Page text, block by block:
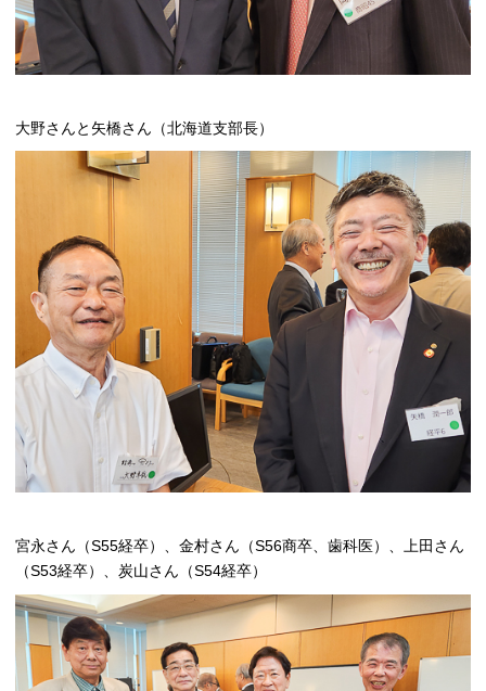
大野さんと矢橋さん（北海道支部長）
宮永さん（S55経卒）、金村さん（S56商卒、歯科医）、上田さん
（S53経卒）、炭山さん（S54経卒）